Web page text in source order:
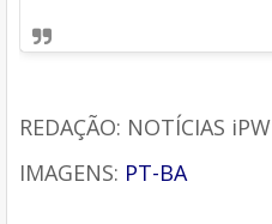
REDAÇÃO: NOTÍCIAS iPW
IMAGENS: PT-BA